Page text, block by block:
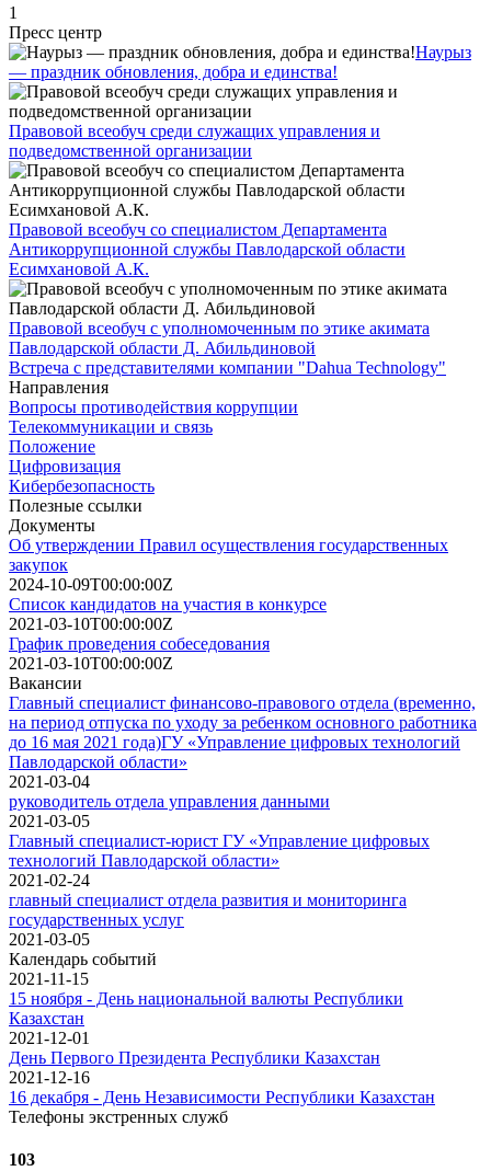
1
Пресс центр
Наурыз
— праздник обновления, добра и единства!
Правовой всеобуч среди служащих управления и
подведомственной организации
Правовой всеобуч со специалистом Департамента
Антикоррупционной службы Павлодарской области
Есимхановой А.К.
Правовой всеобуч с уполномоченным по этике акимата
Павлодарской области Д. Абильдиновой
Встреча с представителями компании "Dahua Technology"
Направления
Вопросы противодействия коррупции
Телекоммуникации и связь
Положение
Цифровизация
Кибербезопасность
Полезные ссылки
Документы
Об утверждении Правил осуществления государственных
закупок
2024-10-09T00:00:00Z
Список кандидатов на участия в конкурсе
2021-03-10T00:00:00Z
График проведения собеседования
2021-03-10T00:00:00Z
Вакансии
Главный специалист финансово-правового отдела (временно,
на период отпуска по уходу за ребенком основного работника
до 16 мая 2021 года)ГУ «Управление цифровых технологий
Павлодарской области»
2021-03-04
руководитель отдела управления данными
2021-03-05
Главный специалист-юрист ГУ «Управление цифровых
технологий Павлодарской области»
2021-02-24
главный специалист отдела развития и мониторинга
государственных услуг
2021-03-05
Календарь событий
2021-11-15
15 ноября - День национальной валюты Республики
Казахстан
2021-12-01
День Первого Президента Республики Казахстан
2021-12-16
16 декабря - День Независимости Республики Казахстан
Телефоны экстренных служб
103